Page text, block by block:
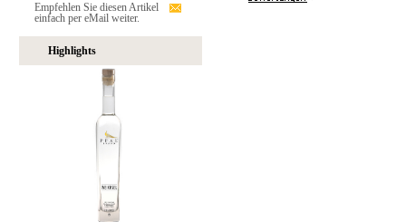
Empfehlen Sie diesen Artikel
einfach per eMail weiter.
Highlights